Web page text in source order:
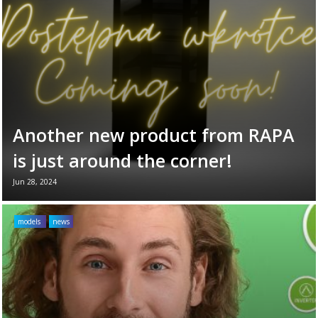
Read more →
Another new product from RAPA
is just around the corner!
Jun 28, 2024
We are delighted to announce that another
product from the Excellente line will soon be
available! Like the other devices in the ...
Read more →
models news